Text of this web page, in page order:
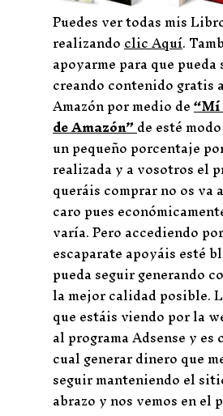
Puedes ver todas mis
realizandoclic Aquí.
apoyarme para que
creando contenido gratis
Amazón por medio de
de Amazón”de esté
un pequeño porcentaje
realizada y a vosotros el
queráis comprar no os va
caro pues
varía. Pero accediendo
escaparate apoyáis esté
pueda seguir generando
la mejor calidad posible.
que estáis viendo por la
al programa Adsense y
cual generar dinero que
seguir manteniendo el
abrazo y nos vemos en el